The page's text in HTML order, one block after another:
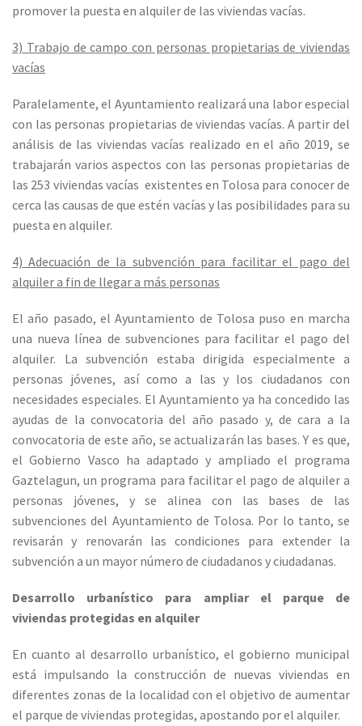
promover la puesta en alquiler de las viviendas vacías.
3) Trabajo de campo con personas propietarias de viviendas
vacías
Paralelamente, el Ayuntamiento realizará una labor especial
con las personas propietarias de viviendas vacías. A partir del
análisis de las viviendas vacías realizado en el año 2019, se
trabajarán varios aspectos con las personas propietarias de
las 253 viviendas vacías existentes en Tolosa para conocer de
cerca las causas de que estén vacías y las posibilidades para su
puesta en alquiler.
4) Adecuación de la subvención para facilitar el pago del
alquiler a fin de llegar a más personas
El año pasado, el Ayuntamiento de Tolosa puso en marcha
una nueva línea de subvenciones para facilitar el pago del
alquiler. La subvención estaba dirigida especialmente a
personas jóvenes, así como a las y los ciudadanos con
necesidades especiales. El Ayuntamiento ya ha concedido las
ayudas de la convocatoria del año pasado y, de cara a la
convocatoria de este año, se actualizarán las bases. Y es que,
el Gobierno Vasco ha adaptado y ampliado el programa
Gaztelagun, un programa para facilitar el pago de alquiler a
personas jóvenes, y se alinea con las bases de las
subvenciones del Ayuntamiento de Tolosa. Por lo tanto, se
revisarán y renovarán las condiciones para extender la
subvención a un mayor número de ciudadanos y ciudadanas.
Desarrollo urbanístico para ampliar el parque de
viviendas protegidas en alquiler
En cuanto al desarrollo urbanístico, el gobierno municipal
está impulsando la construcción de nuevas viviendas en
diferentes zonas de la localidad con el objetivo de aumentar
el parque de viviendas protegidas, apostando por el alquiler.